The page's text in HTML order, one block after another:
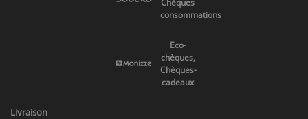
Chèques
consommations
Eco-
chèques,
Chèques-
cadeaux
Livraison